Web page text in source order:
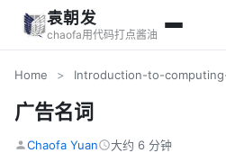
袁朝发
chaofa用代码打点酱油
Home > Introduction-to-
广告名词
Chaofa Yuan 大约 6 分钟